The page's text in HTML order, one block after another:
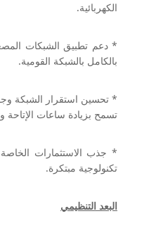
الكهربائية.
* دعم تطبيق الشبكات
بالكامل بالشبكة القومية.
* تحسين استقرار الشبكة
تسمح بزيادة ساعات
* جذب الاستثمارات
تكنولوجية مبتكرة.
البعد التنظيمي